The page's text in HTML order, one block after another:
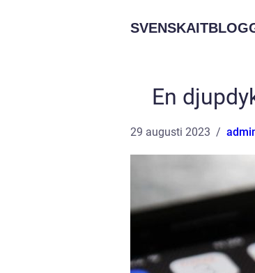
En
29 augusti 2023